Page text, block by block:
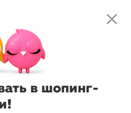
close
в шопинг-
, чтобы получить
клубным предложениям и